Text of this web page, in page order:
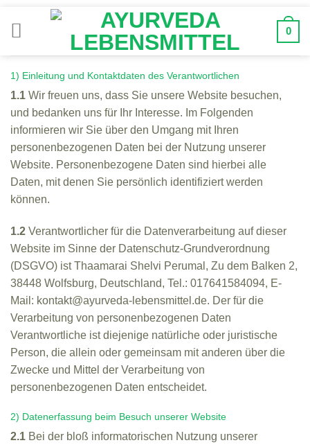
Inhalt
0
1) Einleitung und Kontaktdaten des Verantwortlichen
1.1 Wir freuen uns, dass Sie unsere Website besuchen,
und bedanken uns für Ihr Interesse. Im Folgenden
informieren wir Sie über den Umgang mit Ihren
personenbezogenen Daten bei der Nutzung unserer
Website. Personenbezogene Daten sind hierbei alle
Daten, mit denen Sie persönlich identifiziert werden
können.
1.2 Verantwortlicher für die Datenverarbeitung auf dieser
Website im Sinne der Datenschutz-Grundverordnung
(DSGVO) ist Thaamarai Shelvi Perumal, Zu dem Balken 2,
38448 Wolfsburg, Deutschland, Tel.: 017641584094, E-
Mail: kontakt@ayurveda-lebensmittel.de. Der für die
Verarbeitung von personenbezogenen Daten
Verantwortliche ist diejenige natürliche oder juristische
Person, die allein oder gemeinsam mit anderen über die
Zwecke und Mittel der Verarbeitung von
personenbezogenen Daten entscheidet.
2) Datenerfassung beim Besuch unserer Website
2.1 Bei der bloß informatorischen Nutzung unserer